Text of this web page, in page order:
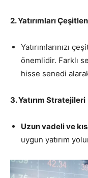
2. Yatırımları
Yatırımlarınızı
önemlidir. Farklı
hisse senedi
3. Yatırım Stratejileri
Uzun vadeli ve
uygun yatırım